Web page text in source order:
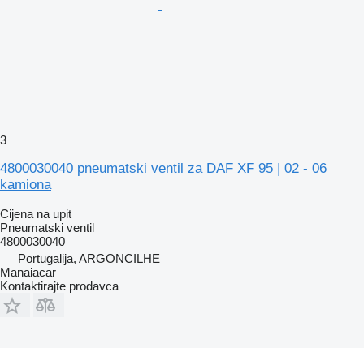
3
4800030040 pneumatski ventil za DAF XF 95 | 02 - 06
kamiona
Cijena na upit
Pneumatski ventil
4800030040
Portugalija, ARGONCILHE
Manaiacar
Kontaktirajte prodavca